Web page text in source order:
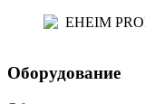
Оборудование